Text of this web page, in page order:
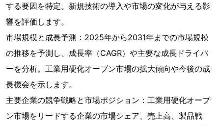
する要因を特定。新規技術の導入や市場の変化が与える影
響を評価します。
市場規模と成長予測：2025年から2031年までの市場規模
の推移を予測し、成長率（CAGR）や主要な成長ドライバ
ーを分析。工業用硬化オーブン市場の拡大傾向や今後の成
長機会を示します。
主要企業の競争戦略と市場ポジション：工業用硬化オーブ
ン市場をリードする企業の市場シェア、売上高、製品戦